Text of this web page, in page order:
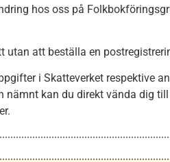
hos oss på
utan att beställa en
i Skatteverket respektive
nämnt kan du direkt vända dig